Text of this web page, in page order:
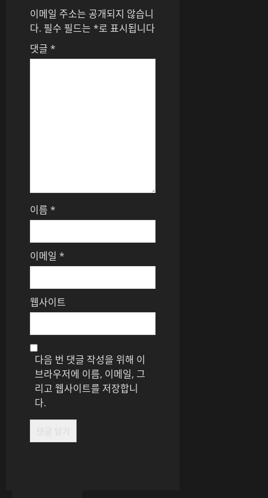
이
션
이메일 주소는 공개되지 않습니
다. 필수 필드는 *로 표시됩니다
댓글 *
이름 *
이메일 *
웹사이트
다음 번 댓글 작성을 위해 이
브라우저에 이름, 이메일, 그
리고 웹사이트를 저장합니
다.